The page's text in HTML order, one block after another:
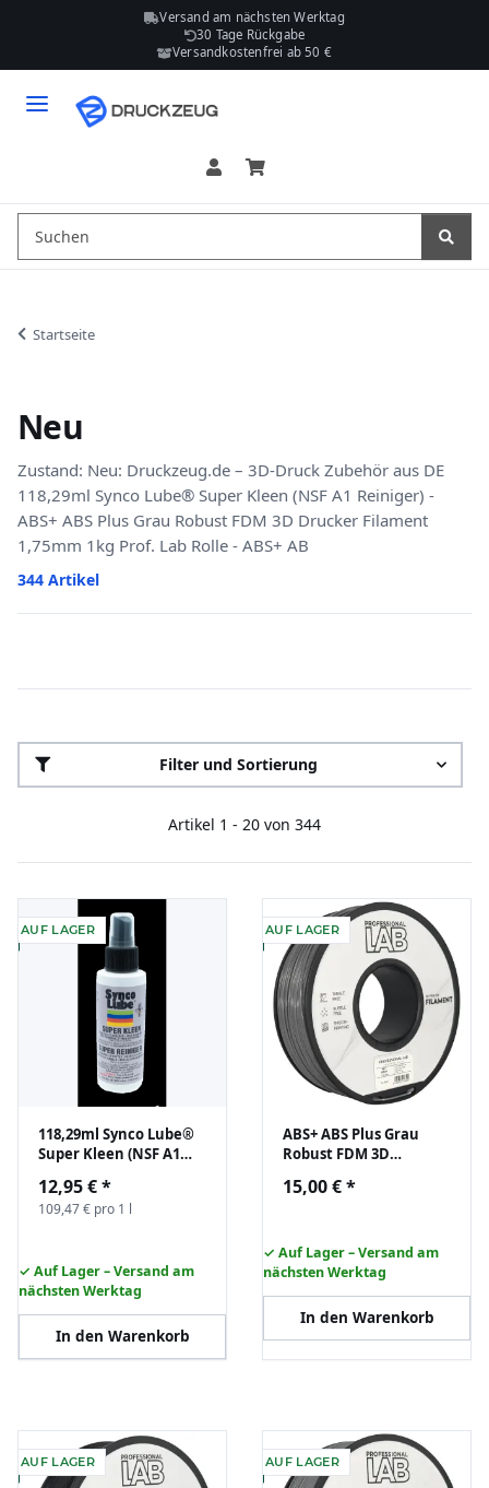
Versand am nächsten Werktag
30 Tage Rückgabe
Versandkostenfrei ab 50 €
Startseite
Neu
Zustand: Neu: Druckzeug.de – 3D-Druck Zubehör aus DE
118,29ml Synco Lube® Super Kleen (NSF A1 Reiniger) -
ABS+ ABS Plus Grau Robust FDM 3D Drucker Filament
1,75mm 1kg Prof. Lab Rolle - ABS+ AB
344 Artikel
Filter und Sortierung
Artikel 1 - 20 von 344
AUF LAGER
118,29ml Synco Lube®
Super Kleen (NSF A1
12,95 €*
109,47 € pro 1 l
✓ Auf Lager – Versand am
nächsten Werktag
In den Warenkorb
AUF LAGER
ABS+ ABS Plus Grau
Robust FDM 3D
1,75mm 1kg Prof. Lab
15,00 €*
✓ Auf Lager – Versand am
nächsten Werktag
In den Warenkorb
AUF LAGER AUF LAGER